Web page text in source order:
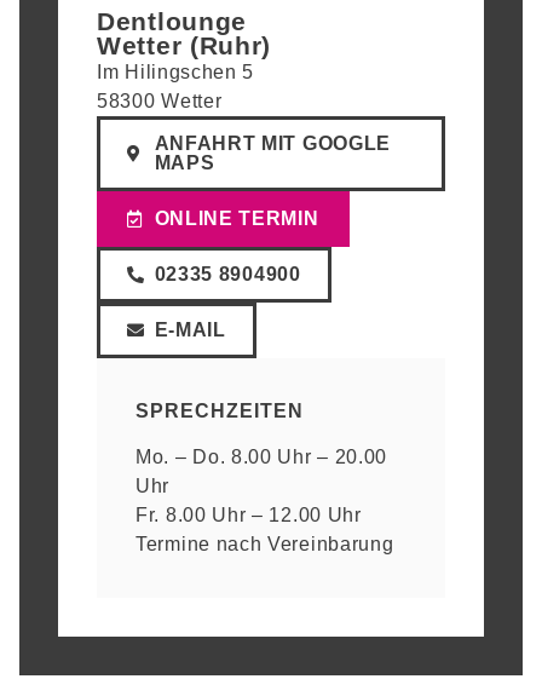
Dentlounge
Wetter (Ruhr)
Im Hilingschen 5
58300 Wetter
ANFAHRT MIT GOOGLE
MAPS
ONLINE TERMIN
02335 8904900
E-MAIL
SPRECHZEITEN
Mo. – Do. 8.00 Uhr – 20.00
Uhr
Fr. 8.00 Uhr – 12.00 Uhr
Termine nach Vereinbarung